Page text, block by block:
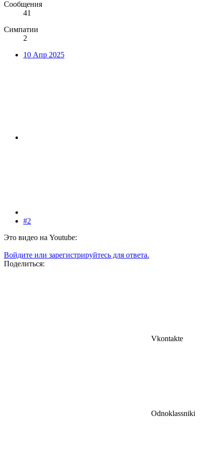
Сообщения
41
Симпатии
2
10 Апр 2025
#2
Это видео на Youtube:
Войдите или зарегистрируйтесь для ответа.
Поделиться:
Vkontakte
Odnoklassniki